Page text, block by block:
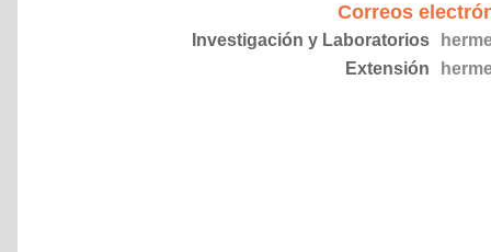
Correos
Investigación y Laboratorios
Extensión